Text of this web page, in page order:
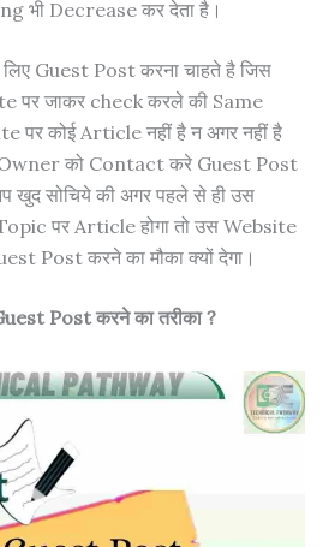
भी Decrease कर देता है।
Guest Post करना चाहते है जिस
पर जाकर check करले की Same
पर कोई Article नहीं है न अगर नहीं है
को Contact करे Guest Post
खुद सोचिये की अगर पहले से ही उस
पर Article होगा तो उस Website
Post करने का मौका क्यों देगा।
Post करने का तरीका ?